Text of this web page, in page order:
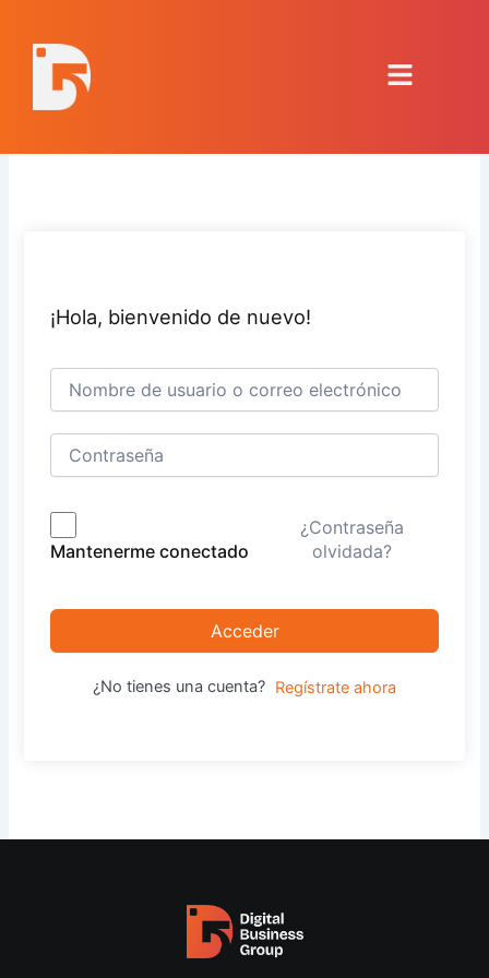
contenido
Menú
¡Hola, bienvenido de nuevo!
Mantenerme conectado
¿Contraseña
olvidada?
Acceder
¿No tienes una cuenta? Regístrate ahora